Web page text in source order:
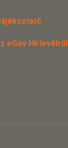
eGov Hírlevélről